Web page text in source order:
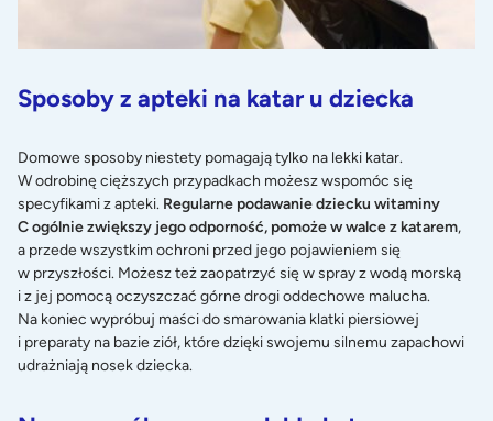
Sposoby z apteki na katar u dziecka
Domowe sposoby niestety pomagają tylko na lekki katar.
W odrobinę cięższych przypadkach możesz wspomóc się
specyfikami z apteki. Regularne podawanie dziecku witaminy
C ogólnie zwiększy jego odporność, pomoże w walce z katarem,
a przede wszystkim ochroni przed jego pojawieniem się
w przyszłości. Możesz też zaopatrzyć się w spray z wodą morską
i z jej pomocą oczyszczać górne drogi oddechowe malucha.
Na koniec wypróbuj maści do smarowania klatki piersiowej
i preparaty na bazie ziół, które dzięki swojemu silnemu zapachowi
udrażniają nosek dziecka.